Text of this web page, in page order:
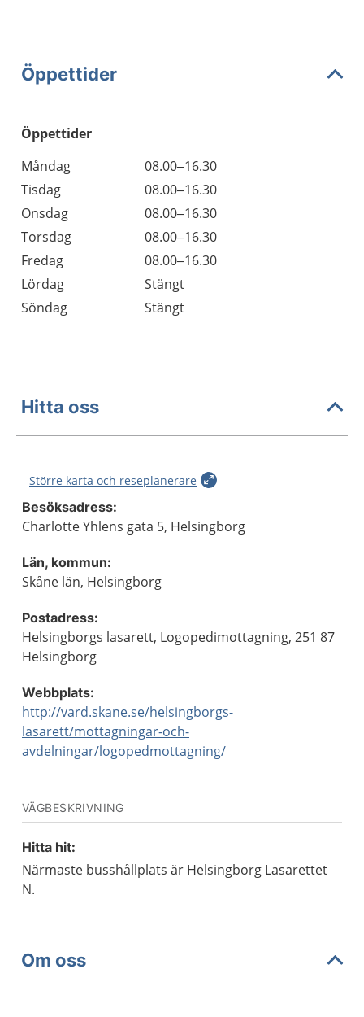
Öppettider
Öppettider
Dag
Öppettider
Kommentarer
Måndag
08.00–16.30
Tisdag
08.00–16.30
Onsdag
08.00–16.30
Torsdag
08.00–16.30
Fredag
08.00–16.30
Lördag
Stängt
Söndag
Stängt
Hitta oss
Större karta och reseplanerare
Besöksadress:
Charlotte Yhlens gata 5, Helsingborg
Län, kommun:
Skåne län, Helsingborg
Postadress:
Helsingborgs lasarett, Logopedimottagning, 251 87
Helsingborg
Webbplats:
http://vard.skane.se/helsingborgs-
lasarett/mottagningar-och-
avdelningar/logopedmottagning/
VÄGBESKRIVNING
Hitta hit:
Närmaste busshållplats är Helsingborg Lasarettet
N.
Om oss